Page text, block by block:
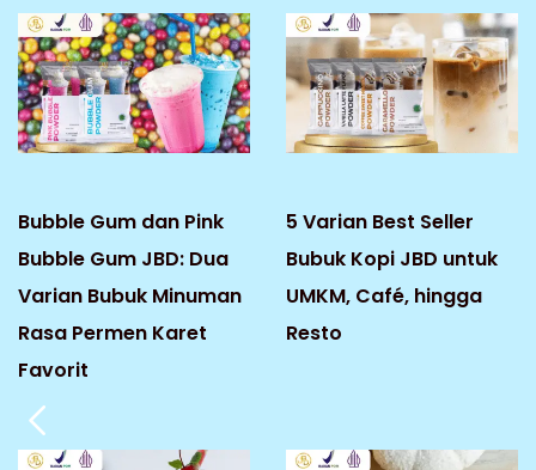
Bubble Gum dan Pink
Bubble Gum JBD: Dua
Varian Bubuk Minuman
Rasa Permen Karet
Favorit
5 Varian Best Seller
Bubuk Kopi JBD untuk
UMKM, Café, hingga
Resto